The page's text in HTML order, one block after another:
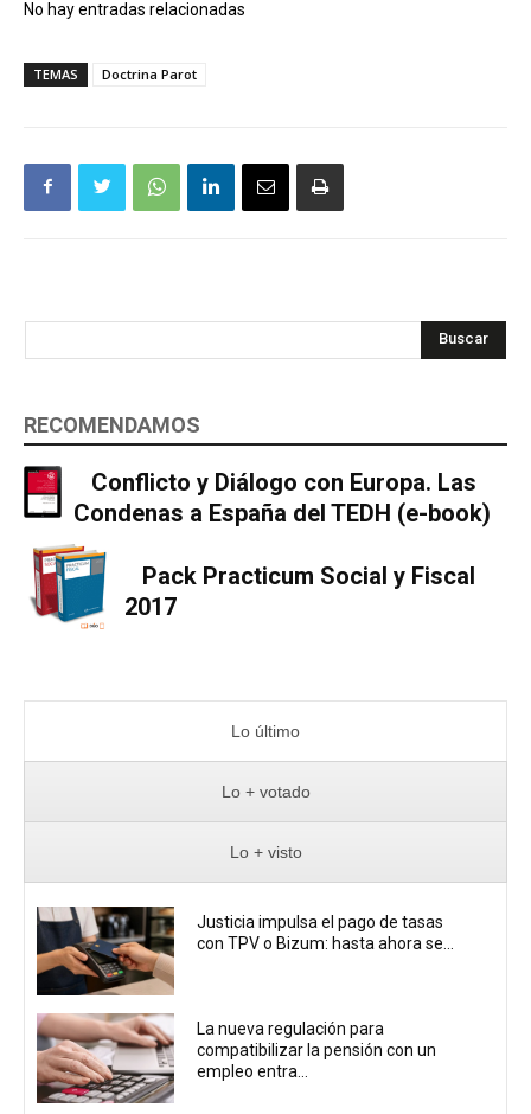
No hay entradas relacionadas
TEMAS Doctrina Parot
Buscar
RECOMENDAMOS
Conflicto y Diálogo con Europa. Las
Condenas a España del TEDH (e-book)
Pack Practicum Social y Fiscal
2017
Lo último
Lo + votado
Lo + visto
Justicia impulsa el pago de tasas
con TPV o Bizum: hasta ahora se...
La nueva regulación para
compatibilizar la pensión con un
empleo entra...